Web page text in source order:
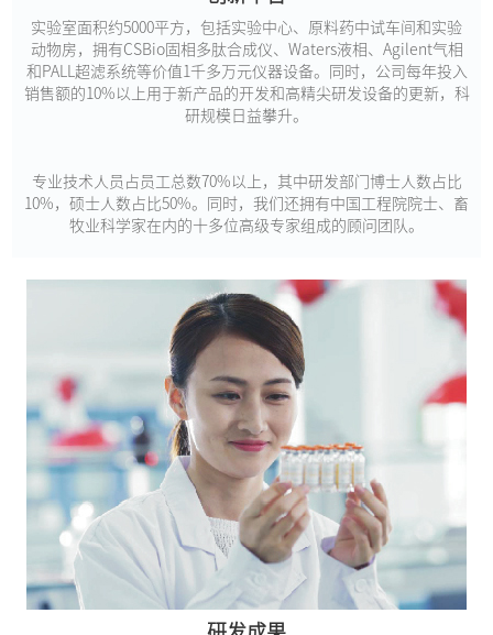
实验室面积约5000平方，包括实验中心、原料药中试车间和实验
动物房，拥有CSBio固相多肽合成仪、Waters液相、Agilent气相
和PALL超滤系统等价值1千多万元仪器设备。同时，公司每年投入
销售额的10%以上用于新产品的开发和高精尖研发设备的更新，科
研规模日益攀升。
专业技术人员占员工总数70%以上，其中研发部门博士人数占比
10%，硕士人数占比50%。同时，我们还拥有中国工程院院士、畜
牧业科学家在内的十多位高级专家组成的顾问团队。